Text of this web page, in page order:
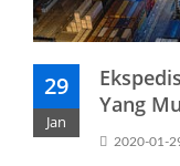
29
Jan
Yang
2020-01-